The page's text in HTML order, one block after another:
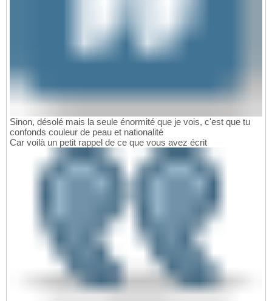
Sinon, désolé mais la seule énormité que je vois, c'est que tu
confonds couleur de peau et nationalité
Car voilà un petit rappel de ce que vous avez écrit